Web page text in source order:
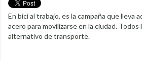
En bici al trabajo, es la campaña que
acero para movilizarse en la ciudad.
alternativo de transporte.